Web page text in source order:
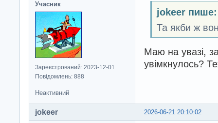
Учасник
Зареєстрований: 2023-12-01
Повідомлень: 888
jokeer пише:
Та якби ж
Маю на увазі,
увімкнулось?
Неактивний
2026-06-21 20:10:02
jokeer